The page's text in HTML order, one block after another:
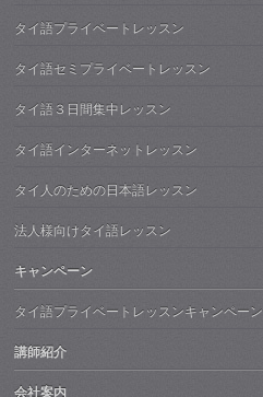
タイ語プライベートレッスン
タイ語セミプライベートレッスン
タイ語３日間集中レッスン
タイ語インターネットレッスン
タイ人のための日本語レッスン
法人様向けタイ語レッスン
キャンペーン
タイ語プライベートレッスンキャンペーン
講師紹介
会社案内